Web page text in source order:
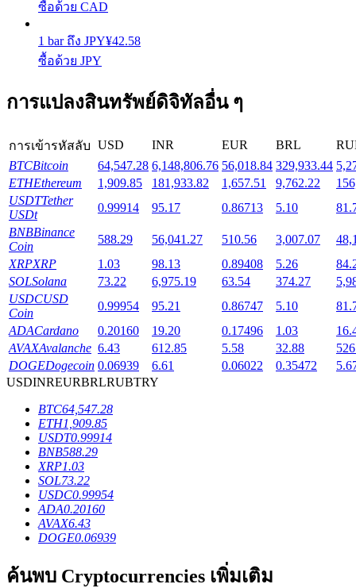
การลงทุนพิเศษสำหรับผู้ถือ BTR
เงินกู้
บริการยืมเงินที่ได้รับการสนับสนุนจาก Crypto
ลงทุนอัตโนมัติ
คว้าผลกำไรระยะยาวและผลประโยชน์ที่ยืดหยุ่น
ซื้อด้วย CAD
1 bar ถึง JPY¥42.58
ซื้อด้วย JPY
การแปลงสินทรัพย์ดิจิทัลอื่น ๆ
การเข้ารหัสลับ USD INR EUR BRL
BTCBitcoin 64,547.28 6,148,806.76 56,018.84 329,933.44
ETHEthereum 1,909.85 181,933.82 1,657.51 9,762.22
USDTTether
USDt
0.99914 95.17 0.86713 5.10
BNBBinance
Coin
588.29 56,041.27 510.56 3,007.07
XRPXRP 1.03 98.13 0.89408 5.26
SOLSolana 73.22 6,975.19 63.54 374.27
USDCUSD
Coin
0.99954 95.21 0.86747 5.10
ADACardano 0.20160 19.20 0.17496 1.03
AVAXAvalanche 6.43 612.85 5.58 32.88
DOGEDogecoin 0.06939 6.61 0.06022 0.35472
USDINREURBRLRUBTRY
BTC64,547.28
ETH1,909.85
USDT0.99914
BNB588.29
XRP1.03
SOL73.22
USDC0.99954
ADA0.20160
AVAX6.43
DOGE0.06939
ค้นพบ Cryptocurrencies เพิ่มเติม